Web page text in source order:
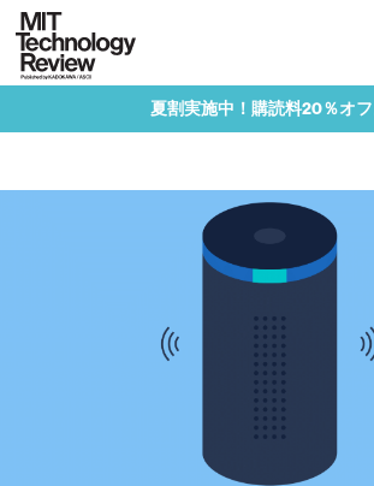
夏割実施中！購読料20％オフ